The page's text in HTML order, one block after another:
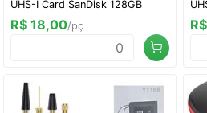
UHS-I Card SanDisk 128GB
R$ 18,00/pç